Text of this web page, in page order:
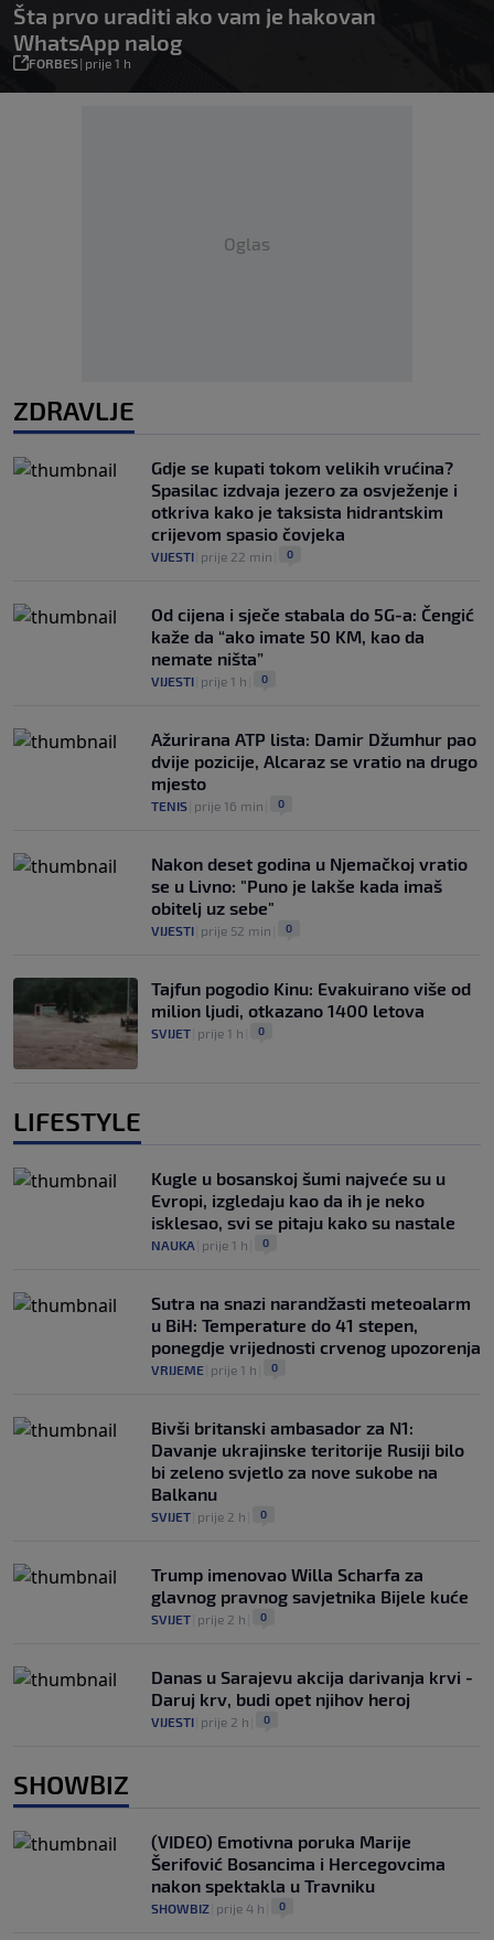
Šta prvo uraditi ako vam je hakovan
WhatsApp nalog
FORBES| prije 1 h
Oglas
ZDRAVLJE
Gdje se kupati tokom velikih vrućina?
Spasilac izdvaja jezero za osvježenje i
otkriva kako je taksista hidrantskim
crijevom spasio čovjeka
VIJESTI prije 22 min 0
Od cijena i sječe stabala do 5G-a: Čengić
kaže da “ako imate 50 KM, kao da
nemate ništa”
VIJESTI prije 1 h 0
Ažurirana ATP lista: Damir Džumhur pao
dvije pozicije, Alcaraz se vratio na drugo
mjesto
TENIS prije 16 min 0
Nakon deset godina u Njemačkoj vratio
se u Livno: "Puno je lakše kada imaš
obitelj uz sebe"
VIJESTI prije 52 min 0
Tajfun pogodio Kinu: Evakuirano više od
milion ljudi, otkazano 1400 letova
SVIJET prije 1 h 0
LIFESTYLE
Kugle u bosanskoj šumi najveće su u
Evropi, izgledaju kao da ih je neko
isklesao, svi se pitaju kako su nastale
NAUKA prije 1 h 0
Sutra na snazi narandžasti meteoalarm
u BiH: Temperature do 41 stepen,
ponegdje vrijednosti crvenog upozorenja
VRIJEME prije 1 h 0
Bivši britanski ambasador za N1:
Davanje ukrajinske teritorije Rusiji bilo
bi zeleno svjetlo za nove sukobe na
Balkanu
SVIJET prije 2 h 0
Trump imenovao Willa Scharfa za
glavnog pravnog savjetnika Bijele kuće
SVIJET prije 2 h 0
Danas u Sarajevu akcija darivanja krvi -
Daruj krv, budi opet njihov heroj
VIJESTI prije 2 h 0
SHOWBIZ
(VIDEO) Emotivna poruka Marije
Šerifović Bosancima i Hercegovcima
nakon spektakla u Travniku
SHOWBIZ prije 4 h 0